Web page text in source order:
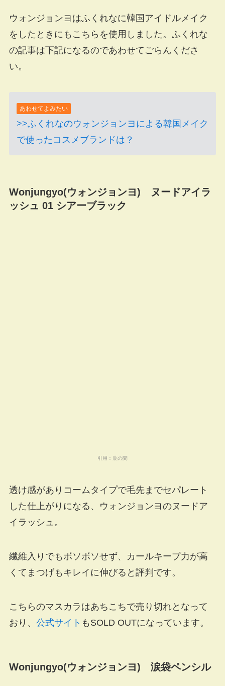
ウォンジョンヨはふくれなに韓国アイドルメイク
をしたときにもこちらを使用しました。ふくれな
の記事は下記になるのであわせてごらんくださ
い。
あわせてよみたい
>>ふくれなのウォンジョンヨによる韓国メイク
で使ったコスメブランドは？
Wonjungyo(ウォンジョンヨ) ヌードアイラ
ッシュ 01 シアーブラック
引用： 鹿の間
透け感がありコームタイプで毛先までセパレート
した仕上がりになる、ウォンジョンヨのヌードア
イラッシュ。
繊維入りでもボソボソせず、カールキープ力が高
くてまつげもキレイに伸びると評判です。
こちらのマスカラはあちこちで売り切れとなって
おり、 公式サイト もSOLD OUTになっています。
Wonjungyo(ウォンジョンヨ) 涙袋ペンシル